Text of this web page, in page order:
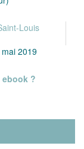
Louis
mai 2019
ebook ?